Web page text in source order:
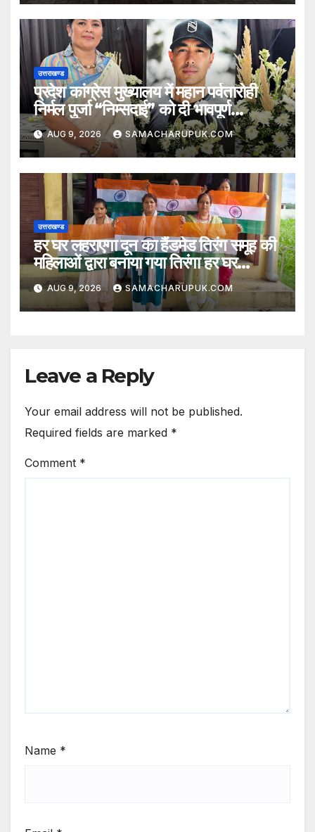
उत्तराखण्ड
प्रदेश कांग्रेस मुख्यालय में महान पर्वतारोही
निर्मल पुर्जा “निम्सदाई” को दी भावपूर्ण
श्रद्धांजलि
AUG 9, 2026 SAMACHARUPUK.COM
उत्तराखण्ड
हर घर लहराएगा दून का हैंडमेड तिरंग समूह की
महिलाओं द्वारा बनाया गया तिरंगा हर घर
लहराएगा
AUG 9, 2026 SAMACHARUPUK.COM
Leave a Reply
Your email address will not be published.
Required fields are marked *
Comment *
Name *